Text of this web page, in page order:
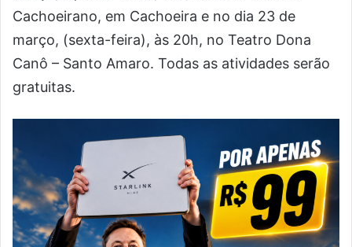
Cachoeirano, em Cachoeira e no dia 23 de
março, (sexta-feira), às 20h, no Teatro Dona
Canô – Santo Amaro. Todas as atividades serão
gratuitas.